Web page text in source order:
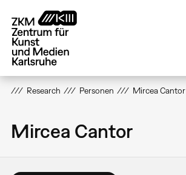
zum
Inhalt
Research Personen Mircea Cantor
Mircea Cantor